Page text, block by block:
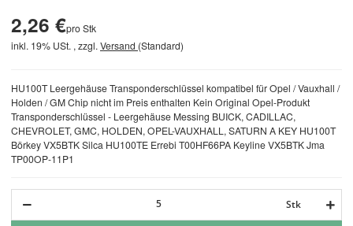
HU100T Leergehäuse Transponderschlüssel kompatibel für Opel / Vauxhall /
Holden / GM Chip nicht im Preis enthalten Kein Original Opel-Produkt
Transponderschlüssel - Leergehäuse Messing BUICK, CADILLAC,
CHEVROLET, GMC, HOLDEN, OPEL-VAUXHALL, SATURN A KEY HU100T
Börkey VX5BTK Silca HU100TE Errebi T00HF66PA Keyline VX5BTK Jma
TP00OP-11P1
2,26 €pro Stk
inkl. 19% USt. , zzgl. Versand (Standard)
Stk